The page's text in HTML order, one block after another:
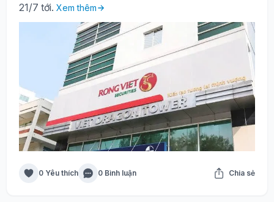
21/7 tới. Xem thêm
0 Yêu thích 0 Bình luận Chia sẻ